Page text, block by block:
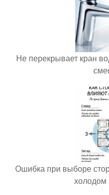
Не перекрывает кран
Ошибка при выборе
холодом